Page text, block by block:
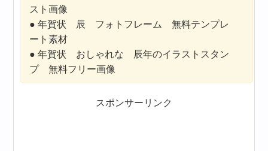
スト画像
● 年賀状 辰 フォトフレーム 無料テンプレ
ート素材
● 年賀状 おしゃれな 辰年のイラストスタン
プ 無料フリー画像
スポンサーリンク